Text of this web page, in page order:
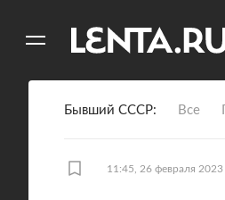
Бывший СССР Все
11:45, 26 февраля 2023